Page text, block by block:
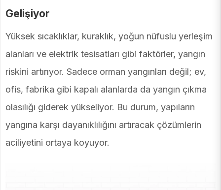
Gelişiyor
Yüksek sıcaklıklar, kuraklık, yoğun nüfuslu yerleşim
alanları ve elektrik tesisatları gibi faktörler, yangın
riskini artırıyor. Sadece orman yangınları değil; ev,
ofis, fabrika gibi kapalı alanlarda da yangın çıkma
olasılığı giderek yükseliyor. Bu durum, yapıların
yangına karşı dayanıklılığını artıracak çözümlerin
aciliyetini ortaya koyuyor.